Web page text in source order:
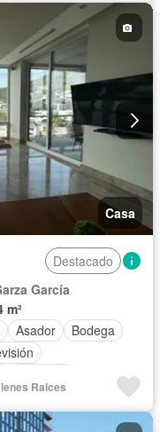
Casa
Destacado
García
m²
Asador
Bodega
Vista panorámica
Rai­ces